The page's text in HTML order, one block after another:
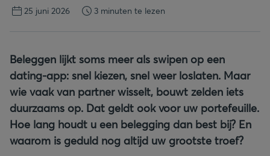
25 juni 2026 3 minuten te lezen
Beleggen lijkt soms meer als swipen op een
dating-app: snel kiezen, snel weer loslaten. Maar
wie vaak van partner wisselt, bouwt zelden iets
duurzaams op. Dat geldt ook voor uw portefeuille.
Hoe lang houdt u een belegging dan best bij? En
waarom is geduld nog altijd uw grootste troef?